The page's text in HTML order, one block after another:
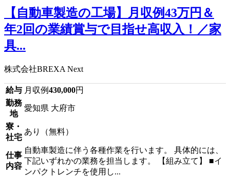
【自動車製造の工場】月収例43万円＆
年2回の業績賞与で目指せ高収入！／家
具...
株式会社BREXA Next
給与 月収例430,000円
勤務
地
愛知県 大府市
寮・
社宅
あり（無料）
仕事
内容
自動車製造に伴う各種作業を行います。 具体的には、
下記いずれかの業務を担当します。 【組み立て】 ■イ
ンパクトレンチを使用し...